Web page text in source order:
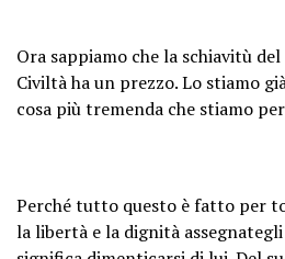
Ora sappiamo che la schiavitù
Civiltà ha un prezzo. Lo stiamo
cosa più tremenda che stiamo
Perché tutto questo è fatto per
la libertà e la dignità